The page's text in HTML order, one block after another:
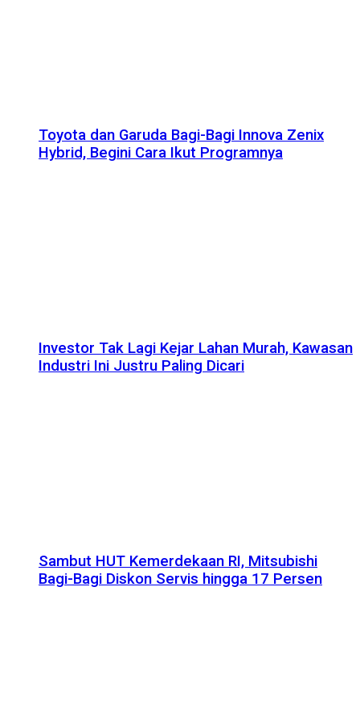
Toyota dan Garuda Bagi-Bagi Innova Zenix
Hybrid, Begini Cara Ikut Programnya
Investor Tak Lagi Kejar Lahan Murah, Kawasan
Industri Ini Justru Paling Dicari
Sambut HUT Kemerdekaan RI, Mitsubishi
Bagi-Bagi Diskon Servis hingga 17 Persen